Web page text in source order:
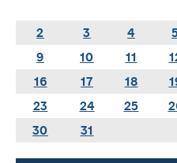
2
3 4
9
10 11
16
17 18
23
24 25
30
31